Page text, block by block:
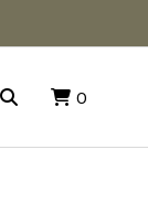
0